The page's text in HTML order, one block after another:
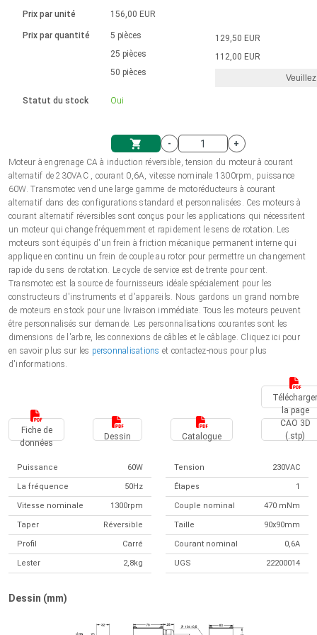
Système d'unité
Panier
Solénoïdes
Ø 28-42| 1-1400 rpm | <= 290Ncm
Contrôleur de moteur CC sans
Pilotes de moteurs à courant
continu à balais série DPWM
Pilotes de moteur pas à pas
Synchrone-Asynchrone | pour 1-4 actionneurs
Boîtes de contrôle
Synchrone-Asynchrone | pour 1-4 actionneurs
Français (EUR)
Polski (EUR)
Norsk (NOK)
Suomi (EUR)
Svenska (SEK)
Prix par unité
Prix par quantité
Statut du stock
156,00 EUR
5 pièces
25 pièces
50 pièces
Oui
129,50 EUR
112,00 EUR
-
+
Moteur à engrenage CA à induction réversible, tension du moteur à courant
alternatif de 230VAC , courant 0,6A, vitesse nominale 1300rpm, puissance
60W. Transmotec vend une large gamme de motoréducteurs à courant
alternatif dans des configurations standard et personnalisées. Ces moteurs à
courant alternatif réversibles sont conçus pour les applications qui nécessitent
un moteur qui change fréquemment et rapidement le sens de rotation. Les
moteurs sont équipés d'un frein à friction mécanique permanent interne qui
applique en continu un frein de couple au rotor pour permettre un changement
rapide du sens de rotation. Le cycle de service est de trente pour cent.
Transmotec est la source de fournisseurs idéale spécialement pour les
constructeurs d'instruments et d'appareils. Nous gardons un grand nombre
de moteurs en stock pour une livraison immédiate. Tous les moteurs peuvent
être personnalisés sur demande. Les personnalisations courantes sont les
dimensions de l'arbre, les connexions de câbles et le câblage. Cliquez ici pour
en savoir plus sur les personnalisations et contactez-nous pour plus
d'informations.
Télécharger
la page
Fiche de
données
Dessin Catalogue
CAO 3D
(.stp)
Puissance 60W Tension 230VAC
La fréquence 50Hz Étapes 1
Vitesse nominale 1300rpm Couple nominal 470 mNm
Taper Réversible Taille 90x90mm
Profil Carré Courant nominal 0,6A
Lester 2,8kg UGS 22200014
Dessin (mm)